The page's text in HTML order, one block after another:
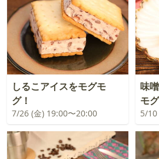
しるこアイスをモグモ
グ！
7/26 (金) 19:00〜20:00
味
モ
5/